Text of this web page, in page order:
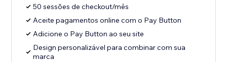
50 sessões de checkout/mês
Aceite pagamentos online com o Pay Button
Adicione o Pay Button ao seu site
Design personalizável para combinar com sua
marca